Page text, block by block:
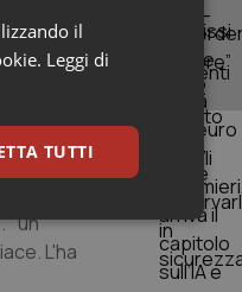
pubblica
che
ritenuto
"un
L'ha
il
Leggi di
TUTTI